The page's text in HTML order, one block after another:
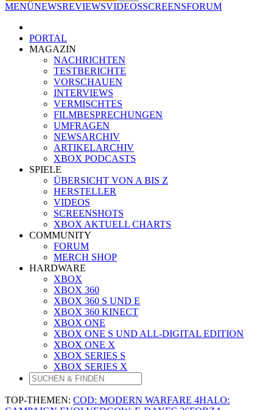
MENÜNEWSREVIEWSVIDEOSSCREENSFORUM
PORTAL
MAGAZIN
NACHRICHTEN
TESTBERICHTE
VORSCHAUEN
INTERVIEWS
VERMISCHTES
FILMBESPRECHUNGEN
UMFRAGEN
NEWSARCHIV
ARTIKELARCHIV
XBOX PODCASTS
SPIELE
ÜBERSICHT VON A BIS Z
HERSTELLER
VIDEOS
SCREENSHOTS
XBOX AKTUELL CHARTS
COMMUNITY
FORUM
MERCH SHOP
HARDWARE
XBOX
XBOX 360
XBOX 360 S UND E
XBOX 360 KINECT
XBOX ONE
XBOX ONE S UND ALL-DIGITAL EDITION
XBOX ONE X
XBOX SERIES S
XBOX SERIES X
TOP-THEMEN: COD: MODERN WARFARE 4HALO: